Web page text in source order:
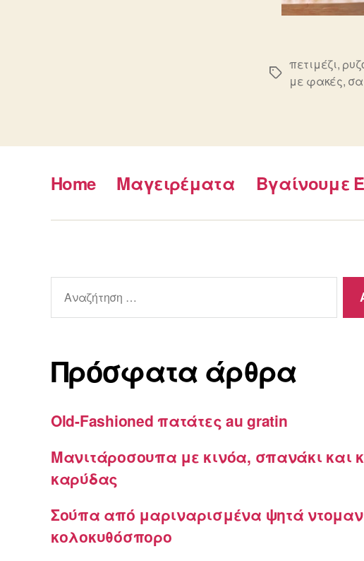
Ετικέτες
πετιμέζι,
με φακές,
Home Μαγειρέματα Βγαίνουμε
για:
Πρόσφατα άρθρα
Old-Fashioned πατάτες au gratin
Μανιτάροσουπα με κινόα, σπανάκι και
καρύδας
Σούπα από μαριναρισμένα ψητά
κολοκυθόσπορο